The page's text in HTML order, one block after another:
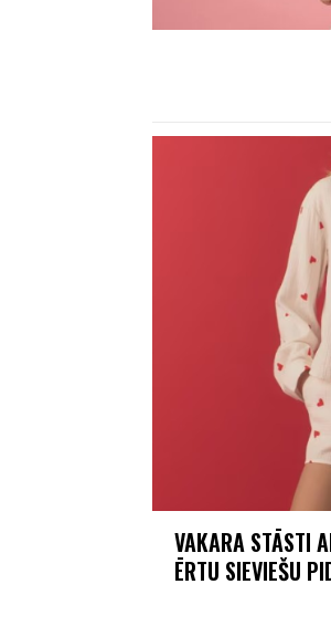
VAKARA STĀSTI
ĒRTU SIEVIEŠU